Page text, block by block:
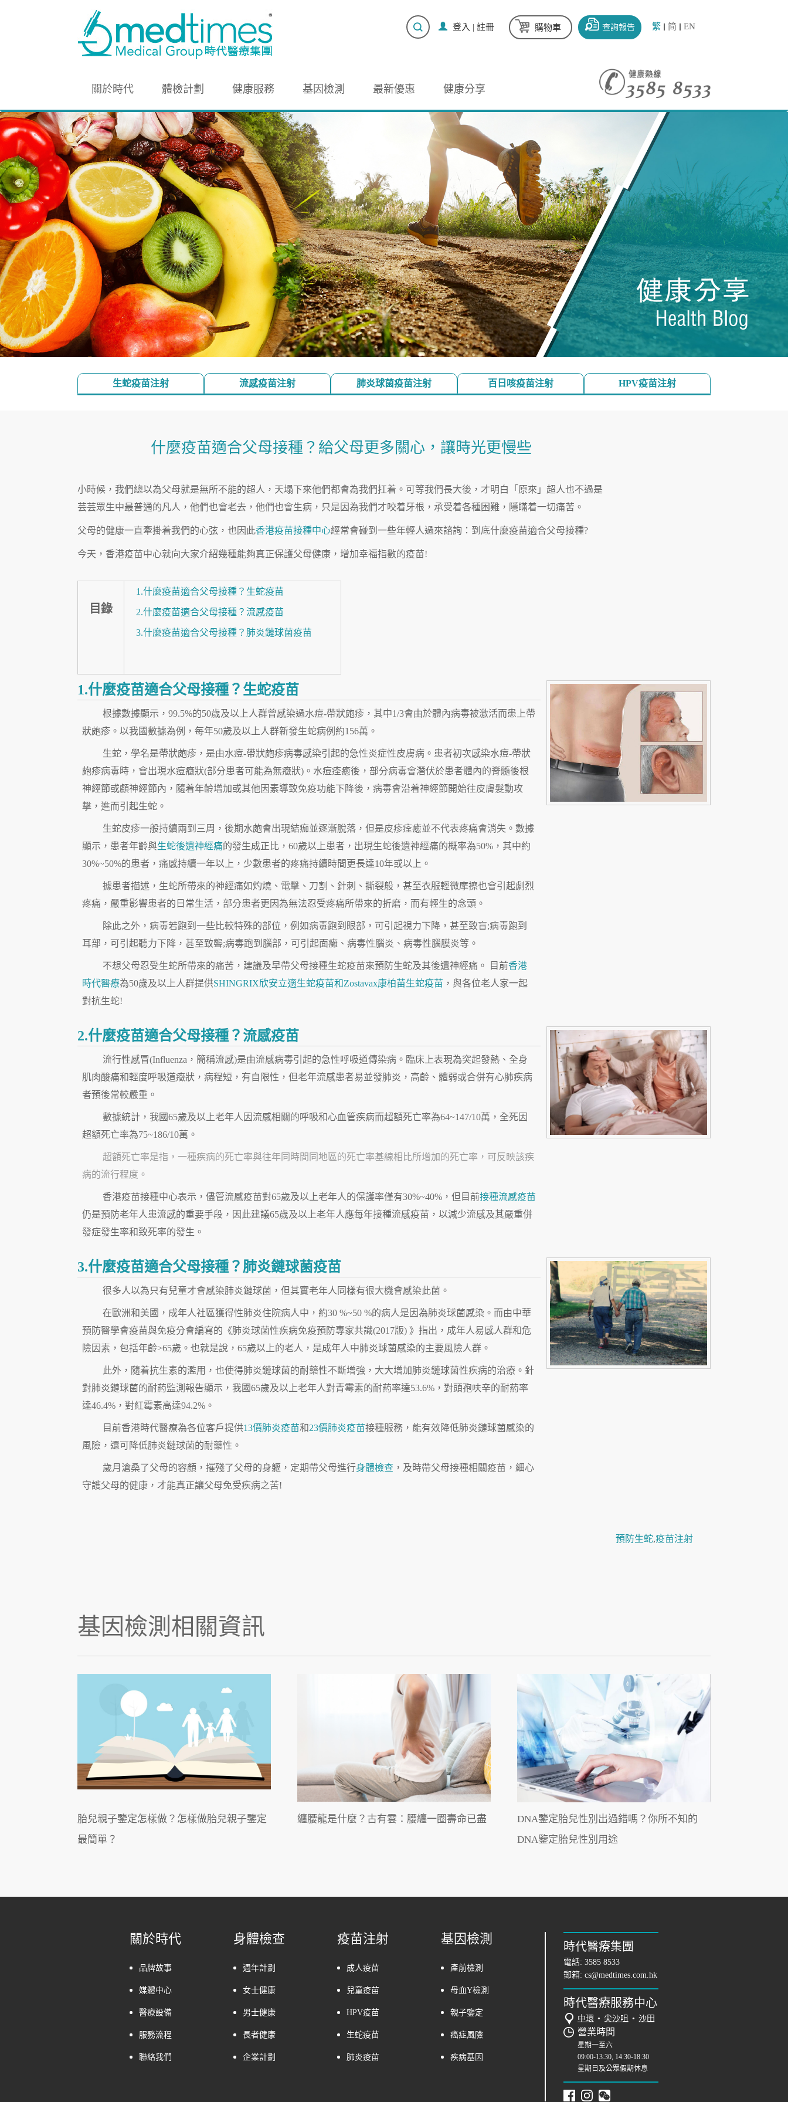
繁 简 EN
查詢報告
購物車
登入 | 註冊
關於時代 體檢計劃 健康服務 基因檢測 最新優惠 健康分享
生蛇疫苗注射 流感疫苗注射 肺炎球菌疫苗注射 百日咳疫苗注射 HPV疫苗注射
什麼疫苗適合父母接種？給父母更多關心，讓時光更慢些
小時候，我們總以為父母就是無所不能的超人，天塌下來他們都會為我們扛着。可等我們長大後，才明白「原來」超人也不過是
芸芸眾生中最普通的凡人，他們也會老去，他們也會生病，只是因為我們才咬着牙根，承受着各種困難，隱瞞着一切痛苦。
父母的健康一直牽掛着我們的心弦，也因此香港疫苗接種中心經常會碰到一些年輕人過來諮詢：到底什麼疫苗適合父母接種?
今天，香港疫苗中心就向大家介紹幾種能夠真正保護父母健康，增加幸福指數的疫苗!
目錄
1.什麼疫苗適合父母接種？生蛇疫苗
2.什麼疫苗適合父母接種？流感疫苗
3.什麼疫苗適合父母接種？肺炎鏈球菌疫苗
1.什麼疫苗適合父母接種？生蛇疫苗
根據數據顯示，99.5%的50歲及以上人群曾感染過水痘-帶狀皰疹，其中1/3會由於體內病毒被激活而患上帶
狀皰疹。以我國數據為例，每年50歲及以上人群新發生蛇病例約156萬。
生蛇，學名是帶狀皰疹，是由水痘-帶狀皰疹病毒感染引起的急性炎症性皮膚病。患者初次感染水痘-帶狀
皰疹病毒時，會出現水痘癥狀(部分患者可能為無癥狀)。水痘痊癒後，部分病毒會潛伏於患者體內的脊髓後根
神經節或顱神經節內，隨着年齡增加或其他因素導致免疫功能下降後，病毒會沿着神經節開始往皮膚髮動攻
擊，進而引起生蛇。
生蛇皮疹一般持續兩到三周，後期水皰會出現結痂並逐漸脫落，但是皮疹痊癒並不代表疼痛會消失。數據
顯示，患者年齡與生蛇後遺神經痛的發生成正比，60歲以上患者，出現生蛇後遺神經痛的概率為50%，其中約
30%~50%的患者，痛感持續一年以上，少數患者的疼痛持續時間更長達10年或以上。
據患者描述，生蛇所帶來的神經痛如灼燒、電擊、刀割、針刺、撕裂般，甚至衣服輕微摩擦也會引起劇烈
疼痛，嚴重影響患者的日常生活，部分患者更因為無法忍受疼痛所帶來的折磨，而有輕生的念頭。
除此之外，病毒若跑到一些比較特殊的部位，例如病毒跑到眼部，可引起視力下降，甚至致盲;病毒跑到
耳部，可引起聽力下降，甚至致聾;病毒跑到腦部，可引起面癱、病毒性腦炎、病毒性腦膜炎等。
不想父母忍受生蛇所帶來的痛苦，建議及早帶父母接種生蛇疫苗來預防生蛇及其後遺神經痛。 目前香港
時代醫療為50歲及以上人群提供SHINGRIX欣安立適生蛇疫苗和Zostavax康柏苗生蛇疫苗 ，與各位老人家一起
對抗生蛇!
2.什麼疫苗適合父母接種？流感疫苗
流行性感冒(Influenza，簡稱流感)是由流感病毒引起的急性呼吸道傳染病。臨床上表現為突起發熱、全身
肌肉酸痛和輕度呼吸道癥狀，病程短，有自限性，但老年流感患者易並發肺炎，高齡、體弱或合併有心肺疾病
者預後常較嚴重。
數據統計，我國65歲及以上老年人因流感相關的呼吸和心血管疾病而超額死亡率為64~147/10萬，全死因
超額死亡率為75~186/10萬。
超額死亡率是指，一種疾病的死亡率與往年同時間同地區的死亡率基線相比所增加的死亡率，可反映該疾
病的流行程度。
香港疫苗接種中心表示，儘管流感疫苗對65歲及以上老年人的保護率僅有30%~40%，但目前接種流感疫苗
仍是預防老年人患流感的重要手段，因此建議65歲及以上老年人應每年接種流感疫苗，以減少流感及其嚴重併
發症發生率和致死率的發生。
3.什麼疫苗適合父母接種？肺炎鏈球菌疫苗
很多人以為只有兒童才會感染肺炎鏈球菌，但其實老年人同樣有很大機會感染此菌。
在歐洲和美國，成年人社區獲得性肺炎住院病人中，約30 %~50 %的病人是因為肺炎球菌感染。而由中華
預防醫學會疫苗與免疫分會編寫的《肺炎球菌性疾病免疫預防專家共識(2017版) 》指出，成年人易感人群和危
險因素，包括年齡>65歲。也就是說，65歲以上的老人，是成年人中肺炎球菌感染的主要風險人群。
此外，隨着抗生素的濫用，也使得肺炎鏈球菌的耐藥性不斷增強，大大增加肺炎鏈球菌性疾病的治療。針
對肺炎鏈球菌的耐葯監測報告顯示，我國65歲及以上老年人對青霉素的耐葯率達53.6%，對頭孢呋辛的耐葯率
達46.4%，對紅霉素高達94.2%。
目前香港時代醫療為各位客戶提供13價肺炎疫苗和23價肺炎疫苗接種服務，能有效降低肺炎鏈球菌感染的
風險，還可降低肺炎鏈球菌的耐藥性。
歲月滄桑了父母的容顏，摧殘了父母的身軀，定期帶父母進行身體檢查 ，及時帶父母接種相關疫苗，細心
守護父母的健康，才能真正讓父母免受疾病之苦!
預防生蛇,疫苗注射
基因檢測相關資訊
胎兒親子鑒定怎樣做？怎樣做胎兒親子鑒定
最簡單？
纏腰龍是什麼？古有雲：腰纏一圈壽命已盡
DNA鑒定胎兒性別出過錯嗎？你所不知的
DNA鑒定胎兒性別用途
關於時代
品牌故事
媒體中心
醫療設備
服務流程
聯絡我們
身體檢查
週年計劃
女士健康
男士健康
長者健康
企業計劃
疫苗注射
成人疫苗
兒童疫苗
HPV疫苗
生蛇疫苗
肺炎疫苗
基因檢測
產前檢測
母血Y檢測
親子鑒定
癌症風險
疾病基因
時代醫療集團
電話: 3585 8533
郵箱: cs@medtimes.com.hk
時代醫療服務中心
中環 • 尖沙咀 • 沙田
營業時間
星期一至六
09:00-13:30, 14:30-18:30
星期日及公眾假期休息